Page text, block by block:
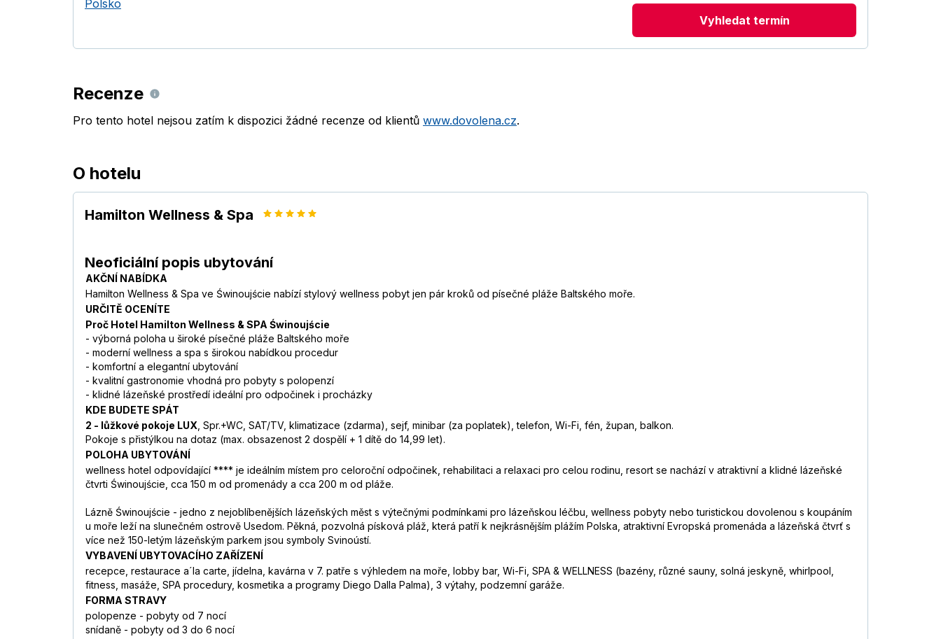
Polsko
Vyhledat termín
Recenze
Pro tento hotel nejsou zatím k dispozici žádné recenze od klientů www.dovolena.cz.
O hotelu
Hamilton Wellness & Spa
Neoficiální popis ubytování
AKČNÍ NABÍDKA
Hamilton Wellness & Spa ve Świnoujście nabízí stylový wellness pobyt jen pár kroků od písečné pláže Baltského moře.
URČITĚ OCENÍTE
Proč Hotel Hamilton Wellness & SPA Świnoujście
- výborná poloha u široké písečné pláže Baltského moře
- moderní wellness a spa s širokou nabídkou procedur
- komfortní a elegantní ubytování
- kvalitní gastronomie vhodná pro pobyty s polopenzí
- klidné lázeňské prostředí ideální pro odpočinek i procházky
KDE BUDETE SPÁT
2 - lůžkové pokoje LUX , Spr.+WC, SAT/TV, klimatizace (zdarma), sejf, minibar (za poplatek), telefon, Wi-Fi, fén, župan, balkon.
Pokoje s přistýlkou na dotaz (max. obsazenost 2 dospělí + 1 dítě do 14,99 let).
POLOHA UBYTOVÁNÍ
wellness hotel odpovídající **** je ideálním místem pro celoroční odpočinek, rehabilitaci a relaxaci pro celou rodinu, resort se nachází v atraktivní a klidné lázeňské
čtvrti Świnoujście, cca 150 m od promenády a cca 200 m od pláže.
Lázně Świnoujście - jedno z nejoblíbenějších lázeňských měst s výtečnými podmínkami pro lázeňskou léčbu, wellness pobyty nebo turistickou dovolenou s koupáním
u moře leží na slunečném ostrově Usedom. Pěkná, pozvolná písková pláž, která patří k nejkrásnějším plážím Polska, atraktivní Evropská promenáda a lázeňská čtvrť s
více než 150-letým lázeňským parkem jsou symboly Svinoústí.
VYBAVENÍ UBYTOVACÍHO ZAŘÍZENÍ
recepce, restaurace a´la carte, jídelna, kavárna v 7. patře s výhledem na moře, lobby bar, Wi-Fi, SPA & WELLNESS (bazény, různé sauny, solná jeskyně, whirlpool,
fitness, masáže, SPA procedury, kosmetika a programy Diego Dalla Palma), 3 výtahy, podzemní garáže.
FORMA STRAVY
polopenze - pobyty od 7 nocí
snídaně - pobyty od 3 do 6 nocí